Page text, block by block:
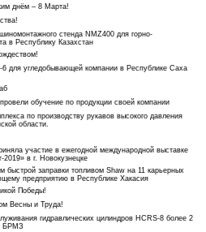
днём – 8 Марта!
стенда NMZ400 для горно-
в Республику Казахстан
для угледобывающей компании в Республике Саха
обучение по продукции своей компании
по производству рукавов высокого давления
области.
участие в ежегодной международной выставке
в г. Новокузнецке
быстрой заправки топливом Shaw на 11 карьерных
предприятию в Республике Хакасия
Победы!
Весны и Труда!
гидравлических цилиндров HCRS-8 более 2
БРМЗ